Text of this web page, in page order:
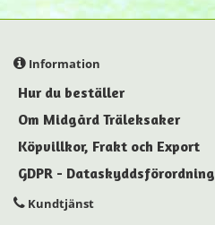
Information
Hur du beställer
Om Midgård Träleksaker
Köpvillkor, Frakt och Export
GDPR - Dataskyddsförordning
Kundtjänst